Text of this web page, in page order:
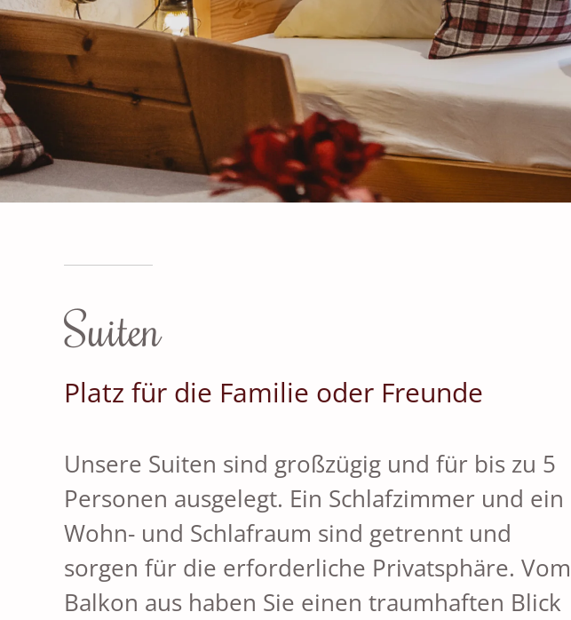
Suiten
Platz für die Familie oder Freunde
Unsere Suiten sind großzügig und für bis zu 5
Personen ausgelegt. Ein Schlafzimmer und ein
Wohn- und Schlafraum sind getrennt und
sorgen für die erforderliche Privatsphäre. Vom
Balkon aus haben Sie einen traumhaften Blick